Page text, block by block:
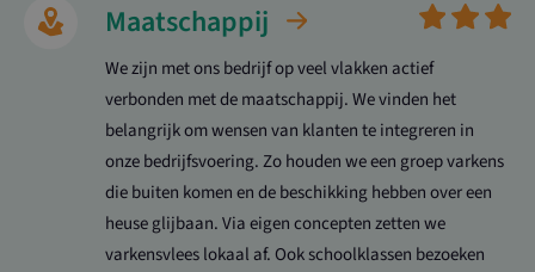
Maatschappij
We zijn met ons bedrijf op veel vlakken actief
verbonden met de maatschappij. We vinden het
belangrijk om wensen van klanten te integreren in
onze bedrijfsvoering. Zo houden we een groep varkens
die buiten komen en de beschikking hebben over een
heuse glijbaan. Via eigen concepten zetten we
varkensvlees lokaal af. Ook schoolklassen bezoeken